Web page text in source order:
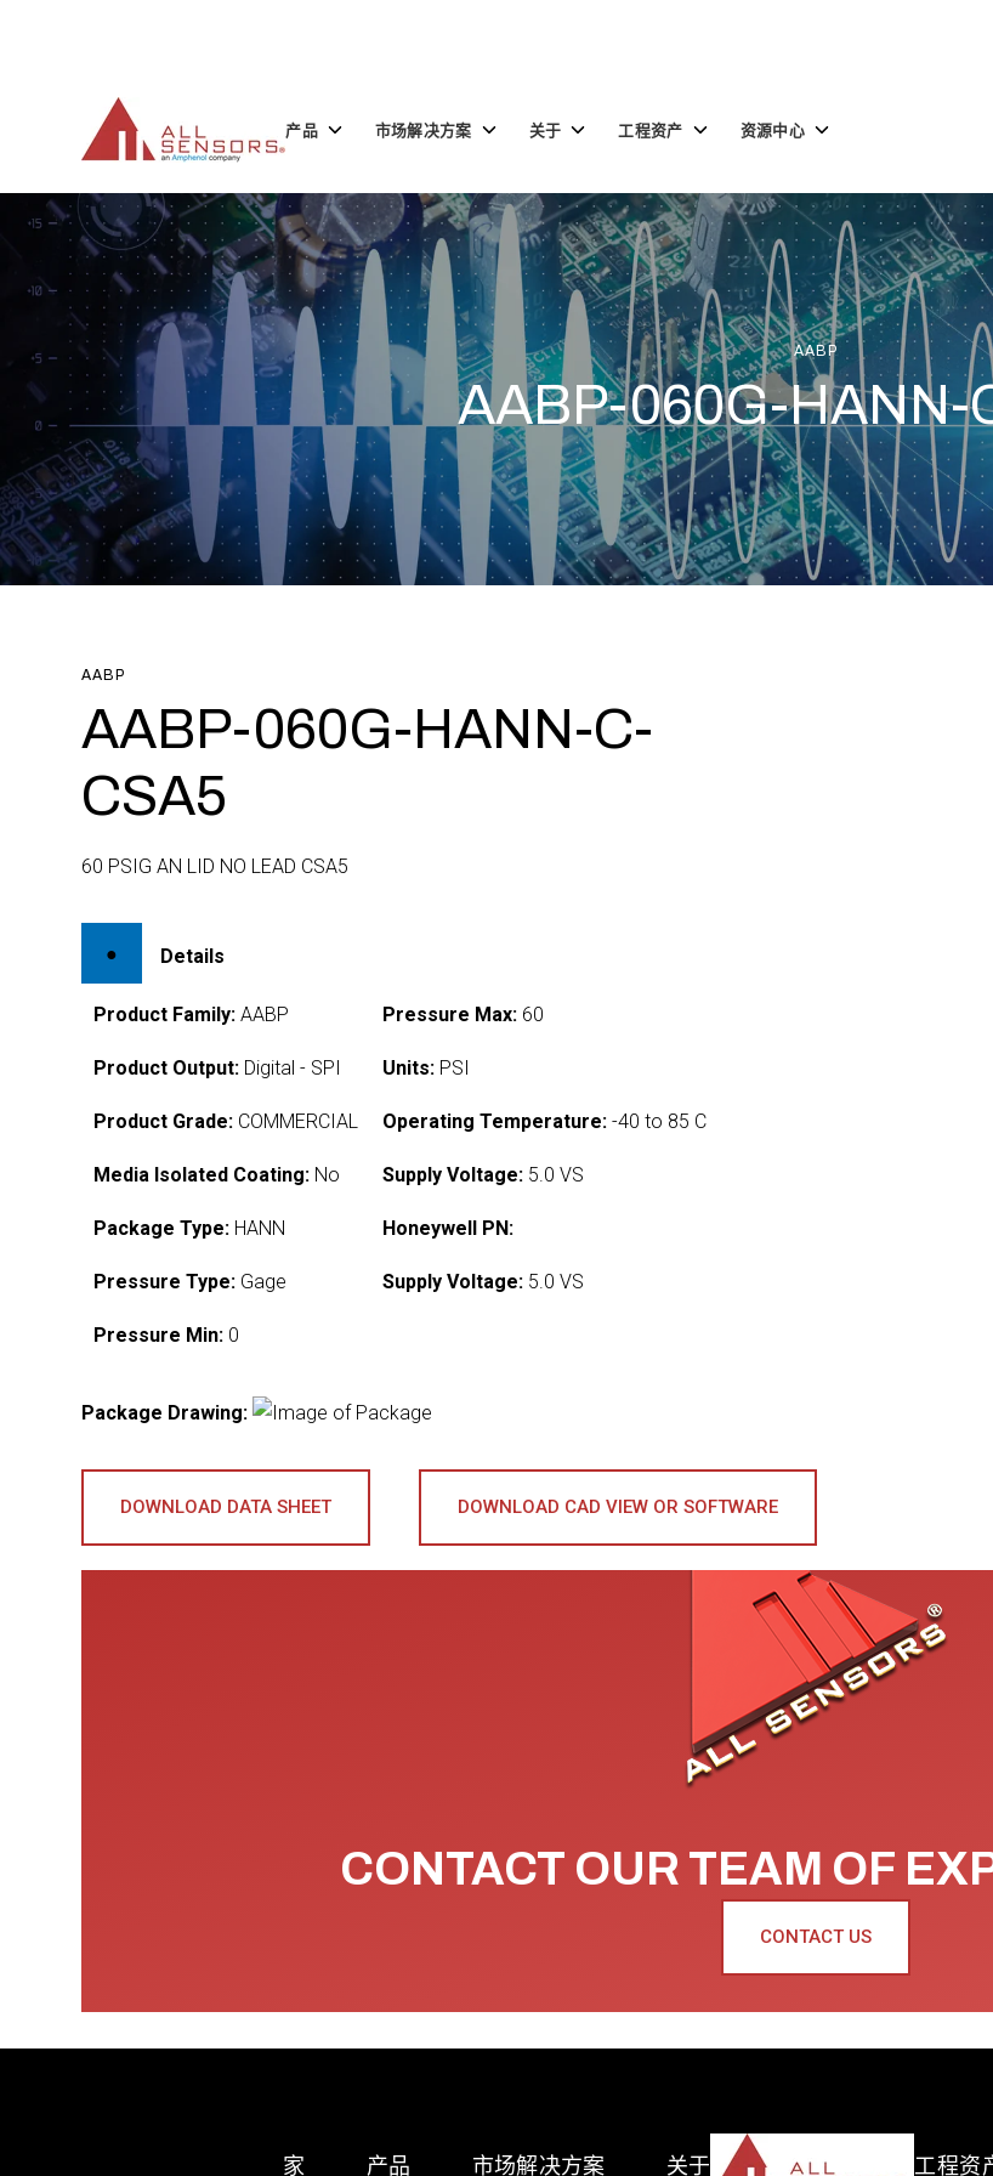
产品 Toggle
品
市场解决方案 Toggle
children
场
解
决
方
关于 Toggle
于
工程资产 Toggle
children
程
资
产
资源中心 Toggle
源
中
心
AABP
AABP-060G-HANN-
AABP
AABP-060G-HANN-C-
CSA5
60 PSIG AN LID NO LEAD CSA5
Details
Product Family: AABP
Product Output: Digital - SPI
Product Grade: COMMERCIAL
Media Isolated Coating: No
Package Type: HANN
Pressure Type: Gage
Pressure Min: 0
Pressure Max: 60
Units: PSI
Operating Temperature: -40 to 85 C
Supply Voltage: 5.0 VS
Honeywell PN:
Supply Voltage: 5.0 VS
Package Drawing:
DOWNLOAD DATA SHEET DOWNLOAD CAD VIEW OR SOFTWARE
CONTACT OUR TEAM OF
CONTACT US
家 产品 市场解决方案 关于 工程资